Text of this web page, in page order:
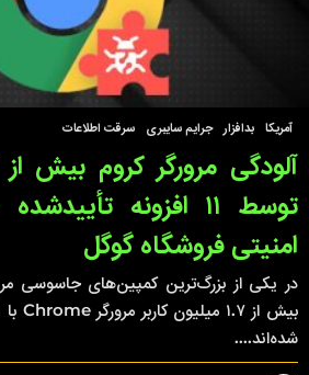
آمریکا ,
بدافزار ,
جرایم سایبری ,
سرقت اطلاعات
توسط ۱۱ افزونه
امنیتی فروشگاه گوگل
در یکی از بزرگ‌ترین کمپین‌های جاسوسی
شده‌اند....